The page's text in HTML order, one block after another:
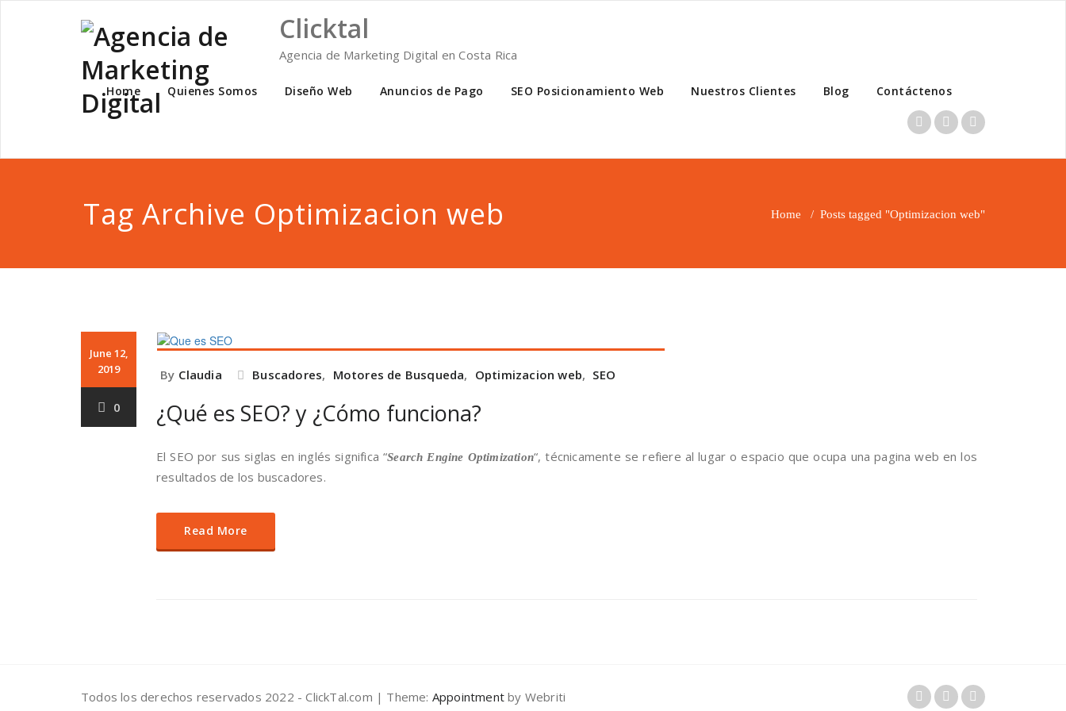
Clicktal
Agencia de Marketing Digital en Costa Rica
Home Quienes Somos Diseño Web Anuncios de Pago SEO Posicionamiento Web Nuestros Clientes Blog Contáctenos
Tag Archive Optimizacion web Home / Posts tagged "Optimizacion web"
June 12,
2019
0
By Claudia Buscadores, Motores de Busqueda, Optimizacion web, SEO
¿Qué es SEO? y ¿Cómo funciona?
El SEO por sus siglas en inglés significa “Search Engine Optimization“, técnicamente se refiere al lugar o espacio que ocupa una pagina web en los
resultados de los buscadores.
Read More
Todos los derechos reservados 2022 - ClickTal.com | Theme: Appointment by Webriti